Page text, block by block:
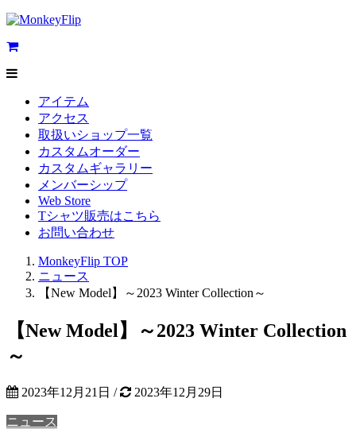
アイテム
アクセス
取扱いショップ一覧
カスタムオーダー
カスタムギャラリー
メンバーシップ
Web Store
Tシャツ販売はこちら
お問い合わせ
MonkeyFlip TOP
ニュース
【New Model】～2023 Winter Collection～
【New Model】～2023 Winter Collection
～
2023年12月21日 / 2023年12月29日
ニュース